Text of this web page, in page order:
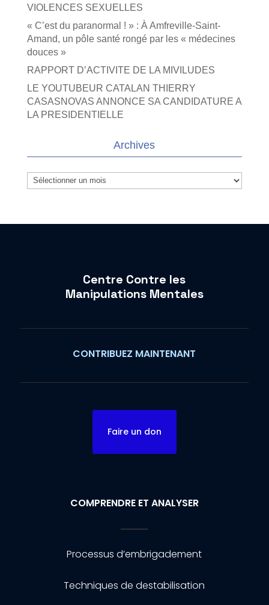
VIOLENCES SEXUELLES
« C’est du paranormal ! » : À Amfreville-Saint-
Amand, un pôle santé rongé par les « médecines
douces »
RAPPORT D’ACTIVITE DE LA MIVILUDES
LE YOUTUBEUR CATALAN THIERRY
CASASNOVAS ANNONCE SA CANDIDATURE A
LA PRESIDENTIELLE
Archives
Archives
Centre Contre les
Manipulations Mentales
CONTRIBUEZ MAINTENANT
Faire un don
COMPRENDRE ET ANALYSER
Processus d’embrigadement
Techniques de destabilisation